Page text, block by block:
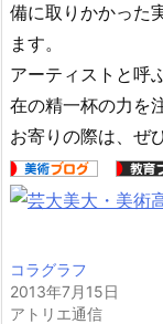
備に取りかかった
ます。
アーティストと呼
在の精一杯の力を
お寄りの際は、ぜ
コラグラフ
2013年7月15日
アトリエ通信